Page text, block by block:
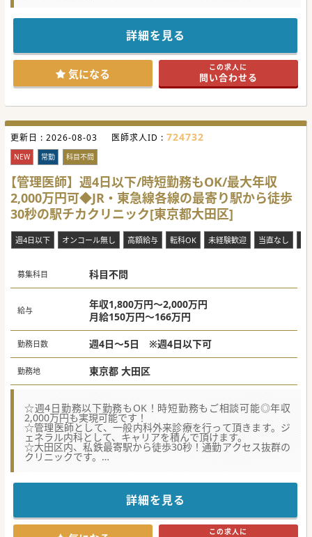
同じ大田区にあるクリニックの分院となります。
最新の院内設備・システムで、患者様に満足度の高い医療サ
ービスの提供はもちろん、
ドクターの方・看護師・スタッフもまた、円滑に業務に取り
組める環境が整っています。
複数路線利用可能な最寄駅から徒歩30秒という好立地で、ご
通勤もしやすい環境です。
本院との2院勤務が可能な方、お問い合わせをお待ちしてお
#秋入職可
詳細を見る
気になる この求人に
問い合わせる
更新日 : 2026-08-03 医師求人ID : 724732
NEW 常勤 科目不問
【管理医師】週4日以下/時短勤務もOK/最大年収
2,000万円可◆JR・東急線各線の最寄り駅から徒歩
30秒の駅チカクリニック[東京都大田区]
週4日以下 オンコール無し 高額給与 転科OK 未経験歓迎 当直なし
募集科目 科目不問
給与
年収1,800万円～2,000万円
月給150万円～166万円
勤務日数 週4日～5日 ※週4日以下可
勤務地 東京都 大田区
☆週4日勤務以下勤務もOK！時短勤務もご相談可能◎年収
2,000万円も実現可能です！
☆管理医師として、一般内科外来診療を行って頂きます。ジ
ェネラル内科として、キャリアを積んで頂けます。
☆大田区内、私鉄最寄駅から徒歩30秒！通勤アクセス抜群の
クリニックです。
同じ大田区にあるクリニックの分院となります。
最新の院内設備・システムで、患者様に満足度の高い医療サ
ービスの提供はもちろん、
ドクターの方・看護師・スタッフもまた、円滑に業務に取り
組める環境が整っています。
詳細を見る
この求人に